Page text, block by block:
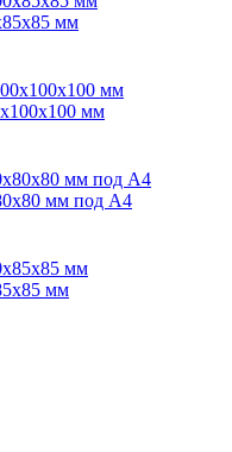
мм
мм
мм под А4
мм